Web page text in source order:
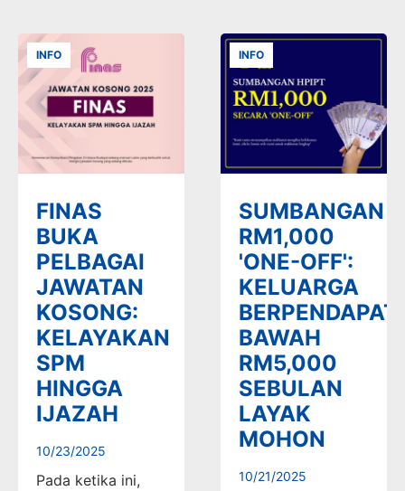
INFO
FINAS
BUKA
PELBAGAI
JAWATAN
KOSONG:
KELAYAKAN
SPM
HINGGA
IJAZAH
10/23/2025
Pada ketika ini,
INFO
SUMBANGAN
RM1,000
'ONE-OFF':
KELUARGA
BAWAH
RM5,000
SEBULAN
LAYAK
MOHON
10/21/2025